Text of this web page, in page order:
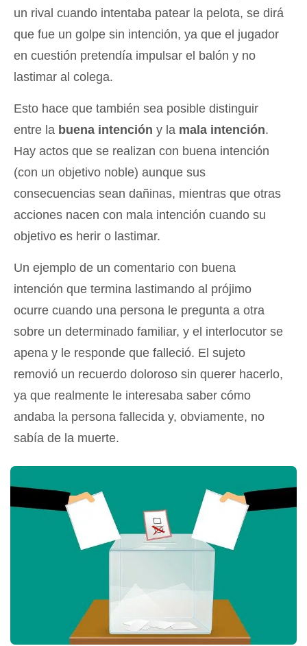
un rival cuando intentaba patear la pelota, se dirá
que fue un golpe sin intención, ya que el jugador
en cuestión pretendía impulsar el balón y no
lastimar al colega.
Esto hace que también sea posible distinguir
entre la buena intención y la mala intención.
Hay actos que se realizan con buena intención
(con un objetivo noble) aunque sus
consecuencias sean dañinas, mientras que otras
acciones nacen con mala intención cuando su
objetivo es herir o lastimar.
Un ejemplo de un comentario con buena
intención que termina lastimando al prójimo
ocurre cuando una persona le pregunta a otra
sobre un determinado familiar, y el interlocutor se
apena y le responde que falleció. El sujeto
removió un recuerdo doloroso sin querer hacerlo,
ya que realmente le interesaba saber cómo
andaba la persona fallecida y, obviamente, no
sabía de la muerte.